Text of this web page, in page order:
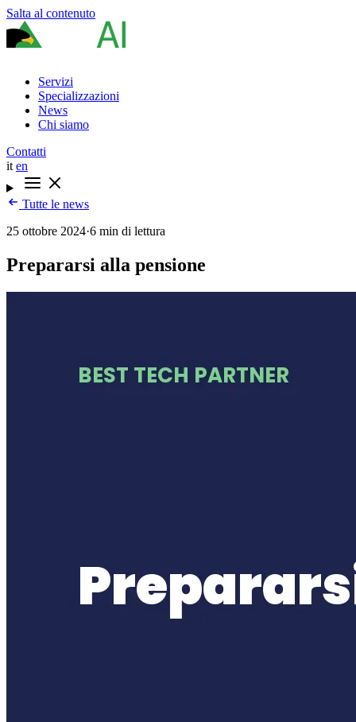
Salta al contenuto
Servizi
Specializzazioni
News
Chi siamo
Contatti
it en
Tutte le news
25 ottobre 2024·6 min di lettura
Prepararsi alla pensione